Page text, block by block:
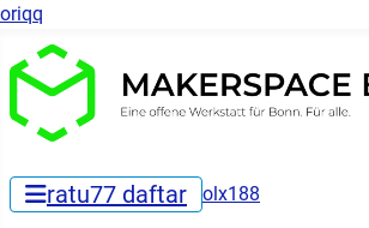
oriqq
ratu77 daftar olx188